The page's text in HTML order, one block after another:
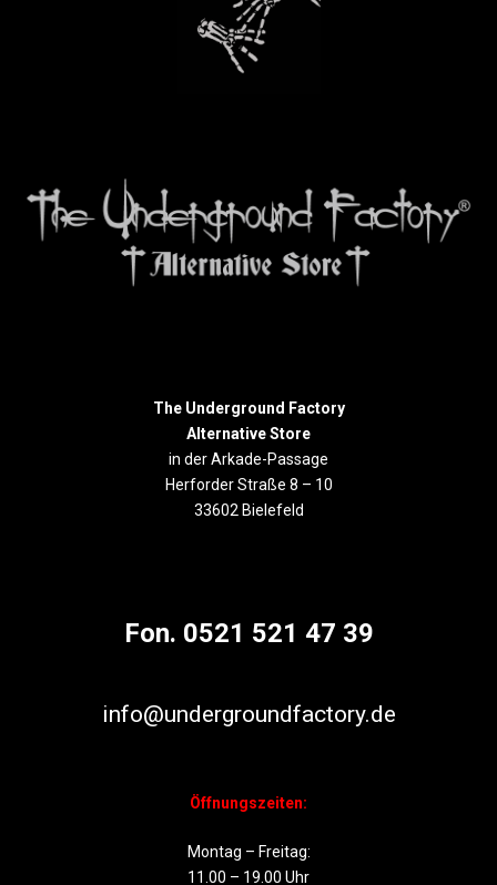
The Underground Factory
Alternative Store
in der Arkade-Passage
Herforder Straße 8 – 10
33602 Bielefeld
Fon. 0521 521 47 39
info@undergroundfactory.de
Öffnungszeiten:
Montag – Freitag:
11.00 – 19.00 Uhr